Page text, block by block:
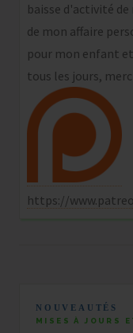
baisse d'activité
de mon affaire
pour mon enfant et
tous les jours,
https://
NOUVEAUTÉS
MISES À JOURS